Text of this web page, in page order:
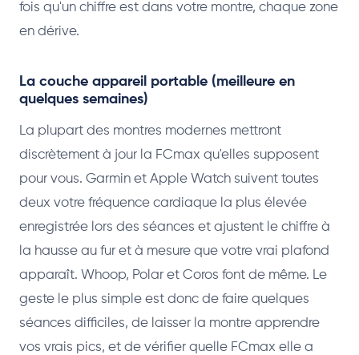
fois qu'un chiffre est dans votre montre, chaque zone
en dérive.
La couche appareil portable (meilleure en
quelques semaines)
La plupart des montres modernes mettront
discrètement à jour la FCmax qu'elles supposent
pour vous. Garmin et Apple Watch suivent toutes
deux votre fréquence cardiaque la plus élevée
enregistrée lors des séances et ajustent le chiffre à
la hausse au fur et à mesure que votre vrai plafond
apparaît. Whoop, Polar et Coros font de même. Le
geste le plus simple est donc de faire quelques
séances difficiles, de laisser la montre apprendre
vos vrais pics, et de vérifier quelle FCmax elle a